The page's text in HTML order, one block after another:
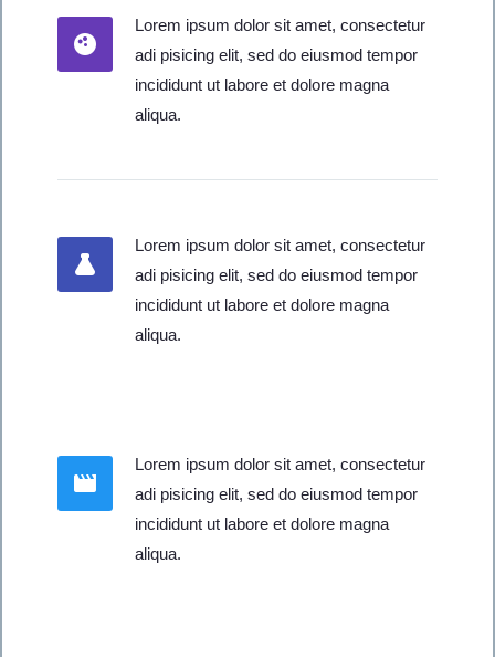
Lorem ipsum dolor sit amet, consectetur
adi pisicing elit, sed do eiusmod tempor
incididunt ut labore et dolore magna
aliqua.
Lorem ipsum dolor sit amet, consectetur
adi pisicing elit, sed do eiusmod tempor
incididunt ut labore et dolore magna
aliqua.
Lorem ipsum dolor sit amet, consectetur
adi pisicing elit, sed do eiusmod tempor
incididunt ut labore et dolore magna
aliqua.